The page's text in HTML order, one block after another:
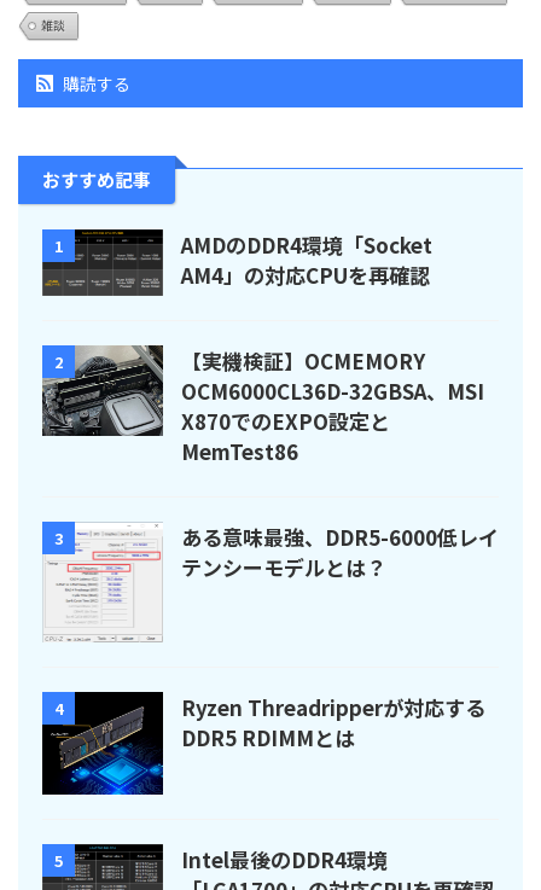
雑談
購読する
おすすめ記事
1
AMDのDDR4環境「Socket
AM4」の対応CPUを再確認
2
【実機検証】OCMEMORY
OCM6000CL36D-32GBSA、MSI
X870でのEXPO設定と
MemTest86
3
ある意味最強、DDR5-6000低レイ
テンシーモデルとは？
4
Ryzen Threadripperが対応する
DDR5 RDIMMとは
5
Intel最後のDDR4環境